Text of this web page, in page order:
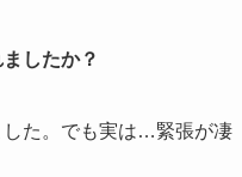
したか？
した。でも実は…緊張が凄